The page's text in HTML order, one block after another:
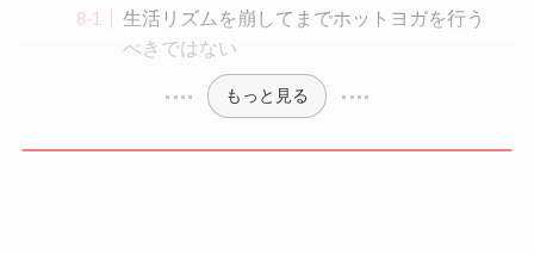
生活リズムを崩してまでホットヨガを行う
べきではない
もっと見る